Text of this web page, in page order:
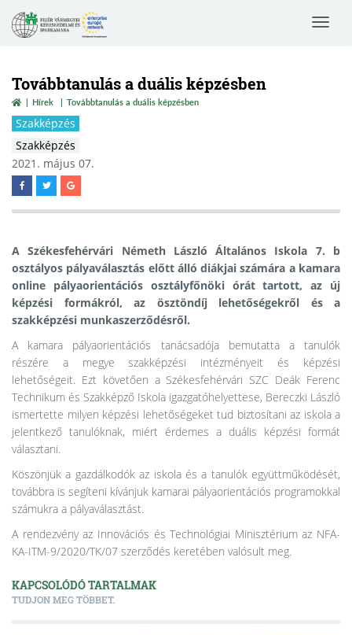
Toggle
Továbbtanulás a duális képzésben
Hírek Továbbtanulás a duális képzésben
Szakképzés
Szakképzés
2021. május 07.
A Székesfehérvári Németh László Általános Iskola 7. b
osztályos pályaválasztás előtt álló diákjai számára a kamara
online pályaorientációs osztályfőnöki órát tartott, az új
képzési formákról,
az ösztöndíj lehetőségekről és a
szakképzési munkaszerződésről.
A kamara pályaorientációs tanácsadója bemutatta a tanulók
részére a megye szakképzési intézményeit és képzési
lehetőségeit. Ezt követően a Székesfehérvári SZC Deák Ferenc
Technikum és Szakképző Iskola igazgatóhelyettese, Bereczki László
ismertette milyen képzési lehetőségeket tud biztosítani az iskola a
jelentkező tanulóknak, miért érdemes a duális képzési formát
választani.
Köszönjük a gazdálkodók az iskola és a tanulók együttműködését,
továbbra is segíteni kívánjuk kamarai pályaorientációs programokkal
számukra a pályaválasztást.
A rendezvény az Innovációs és Technológiai Minisztérium az NFA-
KA-ITM-9/2020/TK/07 szerződés keretében valósult meg.
KAPCSOLÓDÓ TARTALMAK
TUDJON MEG TÖBBET.